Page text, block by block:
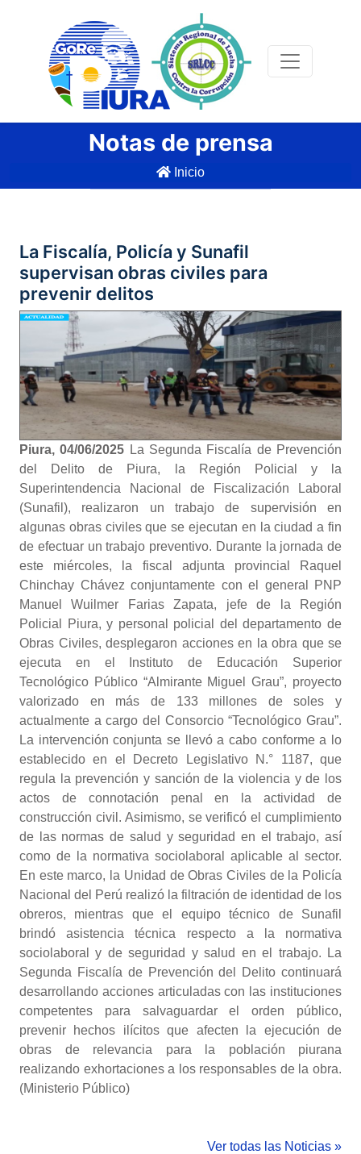
Notas de prensa
Inicio
La Fiscalía, Policía y Sunafil
supervisan obras civiles para
prevenir delitos
Piura, 04/06/2025 La Segunda Fiscalía de Prevención
del Delito de Piura, la Región Policial y la
Superintendencia Nacional de Fiscalización Laboral
(Sunafil), realizaron un trabajo de supervisión en
algunas obras civiles que se ejecutan en la ciudad a fin
de efectuar un trabajo preventivo. Durante la jornada de
este miércoles, la fiscal adjunta provincial Raquel
Chinchay Chávez conjuntamente con el general PNP
Manuel Wuilmer Farias Zapata, jefe de la Región
Policial Piura, y personal policial del departamento de
Obras Civiles, desplegaron acciones en la obra que se
ejecuta en el Instituto de Educación Superior
Tecnológico Público “Almirante Miguel Grau”, proyecto
valorizado en más de 133 millones de soles y
actualmente a cargo del Consorcio “Tecnológico Grau”.
La intervención conjunta se llevó a cabo conforme a lo
establecido en el Decreto Legislativo N.° 1187, que
regula la prevención y sanción de la violencia y de los
actos de connotación penal en la actividad de
construcción civil. Asimismo, se verificó el cumplimiento
de las normas de salud y seguridad en el trabajo, así
como de la normativa sociolaboral aplicable al sector.
En este marco, la Unidad de Obras Civiles de la Policía
Nacional del Perú realizó la filtración de identidad de los
obreros, mientras que el equipo técnico de Sunafil
brindó asistencia técnica respecto a la normativa
sociolaboral y de seguridad y salud en el trabajo. La
Segunda Fiscalía de Prevención del Delito continuará
desarrollando acciones articuladas con las instituciones
competentes para salvaguardar el orden público,
prevenir hechos ilícitos que afecten la ejecución de
obras de relevancia para la población piurana
realizando exhortaciones a los responsables de la obra.
(Ministerio Público)
Ver todas las Noticias »